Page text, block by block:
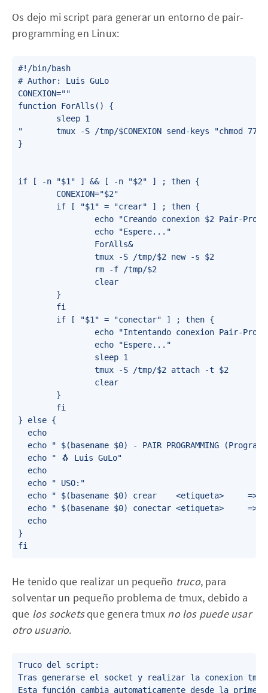
Os dejo mi script para generar un entorno de pair-
programming en Linux:
#!/bin/bash
# Author: Luis GuLo
CONEXION=""
function ForAlls() {
        sleep 1
"       tmux -S /tmp/$CONEXION send-keys "chmod 777 /
}
if [ -n "$1" ] && [ -n "$2" ] ; then {
        CONEXION="$2"
        if [ "$1" = "crear" ] ; then {
echo "Creando conexion $2 Pair-
                echo "Espere..."
                ForAlls&
                tmux -S /tmp/$2 new -s $2
                rm -f /tmp/$2
                clear
        }
        fi
        if [ "$1" = "conectar" ] ; then {
echo "Intentando conexion Pair-
                echo "Espere..."
                sleep 1
                tmux -S /tmp/$2 attach -t $2
                clear
        }
        fi
} else {
  echo
echo " $(basename $0) - PAIR PROGRAMMING
  echo " 🐧 Luis GuLo"
  echo
  echo " USO:"
echo " $(basename $0) crear    <etiqueta>     =>
echo " $(basename $0) conectar <etiqueta>     =>
  echo
}
fi
He tenido que realizar un pequeño truco, para
solventar un pequeño problema de tmux, debido a
que los socketsque genera tmux no los puede usar
otro usuario.
Truco del script:
Tras generarse el socket y realizar la conexion
Esta función cambia automaticamente desde la